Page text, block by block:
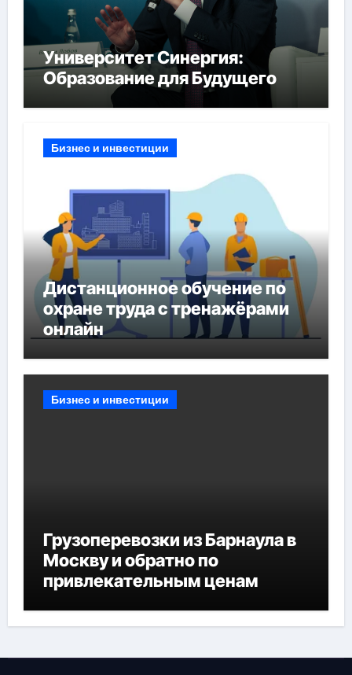
Университет Синергия:
Образование для Будущего
Бизнес и инвестиции
Дистанционное обучение по
охране труда с тренажёрами
онлайн
Бизнес и инвестиции
Грузоперевозки из Барнаула в
Москву и обратно по
привлекательным ценам